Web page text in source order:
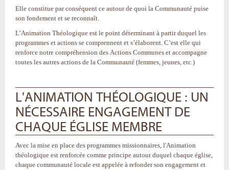
Elle constitue par conséquent ce autour de quoi la Communauté puise
son fondement et se reconnaît.
L’Animation Théologique est le point déterminant à partir duquel les
programmes et actions se comprennent et s’élaborent. C’est elle qui
renforce notre compréhension des Actions Communes et accompagne
toutes les autres actions de la Communauté (femmes, jeunes, etc.)
L'ANIMATION THÉOLOGIQUE : UN
NÉCESSAIRE ENGAGEMENT DE
CHAQUE ÉGLISE MEMBRE
Avec la mise en place des programmes missionnaires, l'Animation
théologique est renforcée comme principe autour duquel chaque église,
chaque communauté locale est appelée à refonder son engagement et